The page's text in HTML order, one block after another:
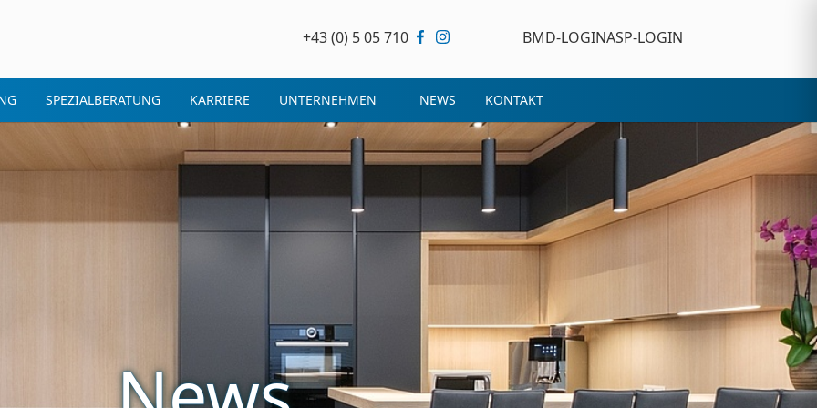
+43 (0) 5 05 710
BMD-LOGINASP-LOGIN
SPEZIALBERATUNG KARRIERE UNTERNEHMEN NEWS KONTAKT